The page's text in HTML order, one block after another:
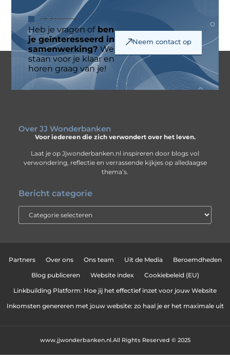
Heb je vragen ofben
je geïnteresseerd in
samenwerking? We
staan voor je klaar en
horen graag van je!
Neem contact op
Over JJ Wonderbanken
Voor iedereen die zich verwondert over het leven.
Laat je op Jjwonderbanken.nl inspireren door blogs vol
verwondering, reflectie en verrassende kijkjes op alledaagse
thema’s.
Bericht categorie
Partners Over ons Ons team Uit de Media Beroemdheden
Blog publiceren Website index Cookiebeleid (EU)
Linkbuilding Platform: Hoe jij het effectief inzet voor jouw Website
Inkomsten genereren met jouw website: zo haal je er het maximale uit
All Rights Reserved © 2025
www.jjwonderbanken.nl.